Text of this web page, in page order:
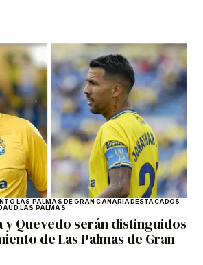
LAS PALMAS DE GRAN CANARIADESTACADOS
UD LAS PALMAS
y Quevedo serán distinguidos
de Las Palmas de Gran